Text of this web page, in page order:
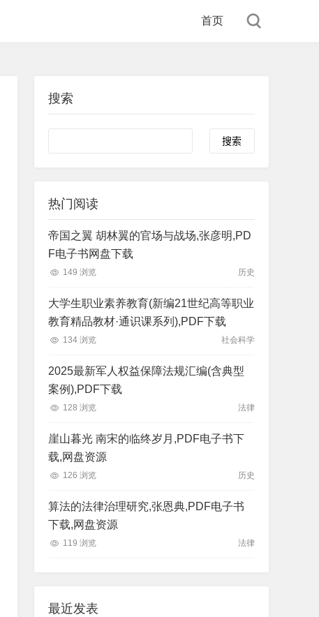
首页
搜索
Search
热门阅读
帝国之翼 胡林翼的官场与战场,张彦明,PD
F电子书网盘下载
149 浏览 历史
大学生职业素养教育(新编21世纪高等职业
教育精品教材·通识课系列),PDF下载
134 浏览 社会科学
2025最新军人权益保障法规汇编(含典型
案例),PDF下载
128 浏览 法律
崖山暮光 南宋的临终岁月,PDF电子书下
载,网盘资源
126 浏览 历史
算法的法律治理研究,张恩典,PDF电子书
下载,网盘资源
119 浏览 法律
最近发表